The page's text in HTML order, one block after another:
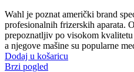
Wahl je poznat američki brand
profesionalnih frizerskih aparata.
prepoznatljiv po visokom
a njegove mašine su popularne
Dodaj u košaricu
Brzi pogled